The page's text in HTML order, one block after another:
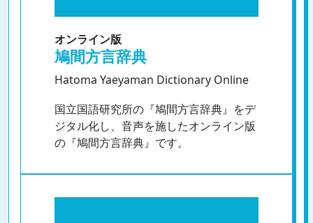
オンライン版
鳩間方言辞典
Hatoma Yaeyaman Dictionary Online
国立国語研究所の『鳩間方言辞典』をデ
ジタル化し、音声を施したオンライン版
の『鳩間方言辞典』です。